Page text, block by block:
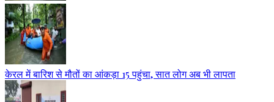
केरल में बारिश से मौतों का आंकड़ा 15 पहुंचा, सात लोग अब भी लापता